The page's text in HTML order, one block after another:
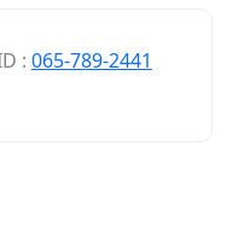
: 065-789-2441